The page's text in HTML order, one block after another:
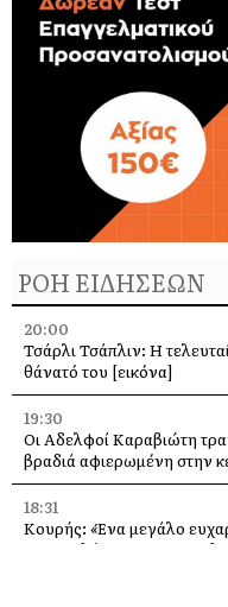
ΡΟΗ ΕΙΔΗΣΕΩΝ
20:00
Τσάρλι Τσάπλιν: Η
θάνατό του [εικόνα]
19:30
Οι Αδελφοί Καραβιώτη
βραδιά αφιερωμένη στην
18:31
Κουρής: «Ένα μεγάλο
με τις φλόγες στην